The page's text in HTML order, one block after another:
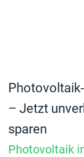
– Jetzt
sparen
Photovoltaik